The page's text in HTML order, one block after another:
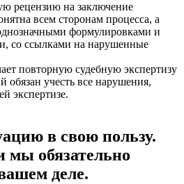
рецензию на заключение
всем сторонам процесса, а
формулировками и
со ссылками на нарушенные
повторную судебную экспертизу
обязан учесть все нарушения,
экспертизе.
в свою пользу.
обязательно
деле.